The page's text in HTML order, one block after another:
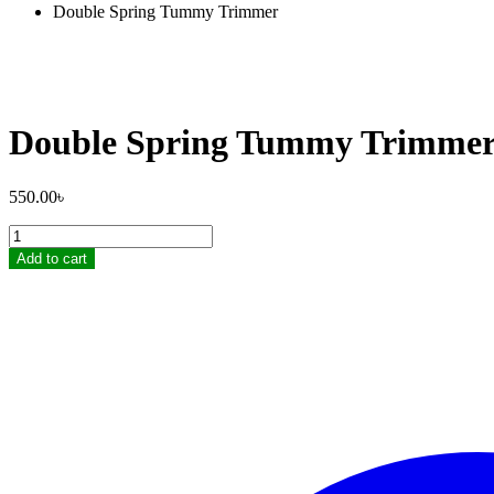
Double Spring Tummy Trimmer
Double Spring Tummy
550.00৳
Double
Spring
Tummy
Add to cart